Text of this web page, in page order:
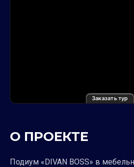
Заказать тур
О ПРОЕКТЕ
Подиум «DIVAN BOSS» в